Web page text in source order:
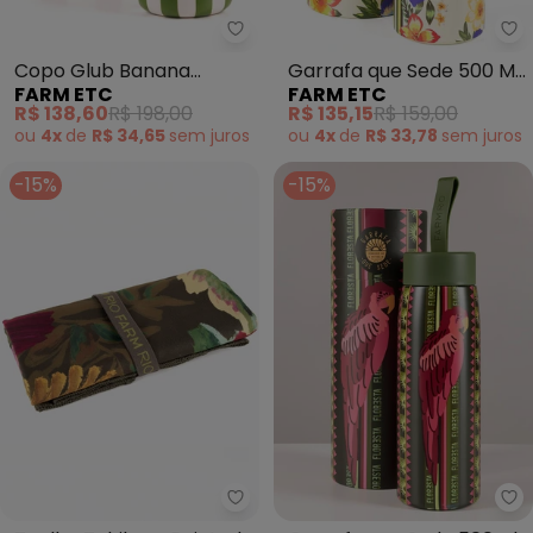
Farm Etc - Copo Glub Banana
Copo Glub Banana
Tropical 500 Ml(Verde)
FARM ETC
R$ 138,60R$ 198,00
ou 4x de R$ 34,65 sem juros
Garrafa que Sede 500 Ml
Floral Tropical (Verde)
FARM ETC
R$ 135,15R$ 159,00
ou 4x de R$ 33,78 sem juros
-15%
Farm Etc - Toalha Tchibum
-15%